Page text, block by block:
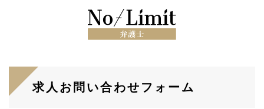
求人お問い合わせフォーム